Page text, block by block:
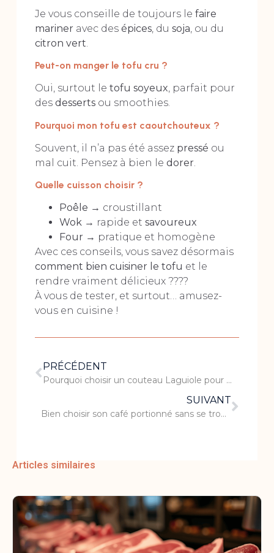
Je vous conseille de toujours le faire
mariner avec des épices, du soja, ou du
citron vert.
Peut-on manger le tofu cru ?
Oui, surtout le tofu soyeux, parfait pour
des dessertsou smoothies.
Pourquoi mon tofu est caoutchouteux ?
Souvent, il n’a pas été assez pressé ou
mal cuit. Pensez à bien le dorer.
Quelle cuisson choisir ?
Poêle → croustillant
Wok→ rapide et savoureux
Four → pratique et homogène
Avec ces conseils, vous savez désormais
comment bien cuisiner le tofu et le
rendre vraiment délicieux ????
À vous de tester, et surtout… amusez-
vous en cuisine !
PRÉCÉDENT
Pourquoi choisir un couteau Laguiole pour votre cuisine ?
SUIVANT
Bien choisir son café portionné sans se tromper
Articles similaires